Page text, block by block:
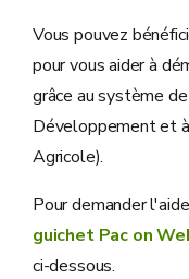
Vous pouvez
pour vous aider à
grâce au système
Développement et
Agricole).
Pour demander
guichet Pac on
ci-dessous.